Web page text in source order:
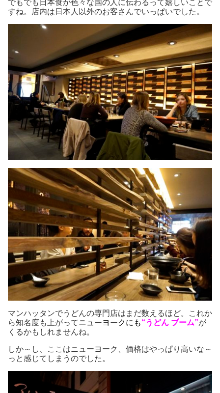
でもでも日本食が色々な国の人に伝わるって嬉しいことで
すね。店内は日本人以外のお客さんでいっぱいでした。
マンハッタンでうどんの専門店はまだ数えるほど。これか
ら知名度も上がってニューヨークにも“うどん ブーム”が
くるかもしれませんね。
しか～し、ここはニューヨーク、価格はやっぱり高いな～
っと感じてしまうのでした。